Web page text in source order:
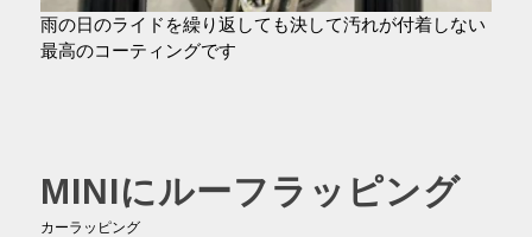
雨の日のライドを繰り返しても決して汚れが付着しない
最高のコーティングです
MINIにルーフラッピング
カーラッピング